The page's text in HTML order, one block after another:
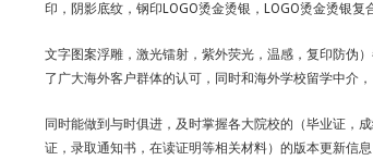
印，阴影底纹，钢印LOGO烫金烫银，LOGO烫金烫银复
文字图案浮雕，激光镭射，紫外荧光，温感，复印防伪
了广大海外客户群体的认可，同时和海外学校留学中介，
同时能做到与时俱进，及时掌握各大院校的（毕业证，
证，录取通知书，在读证明等相关材料）的版本更新信息